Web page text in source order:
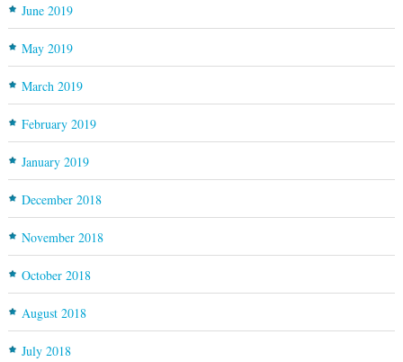
June 2019
May 2019
March 2019
February 2019
January 2019
December 2018
November 2018
October 2018
August 2018
July 2018